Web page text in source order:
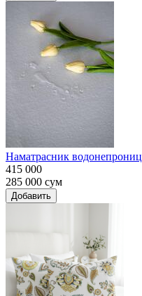
Наматрасник
415 000
285 000 сум
Добавить